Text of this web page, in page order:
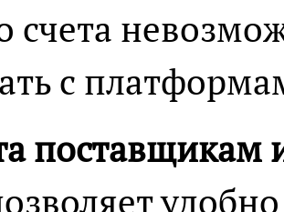
счета
с
поставщикам